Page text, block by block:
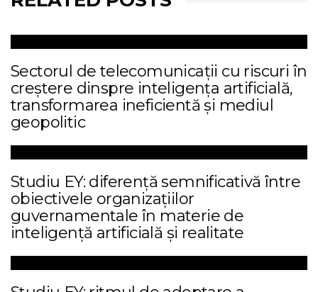
Sectorul de telecomunicații cu riscuri în
creștere dinspre inteligența artificială,
transformarea ineficientă și mediul
geopolitic
Studiu EY: diferență semnificativă între
obiectivele organizațiilor
guvernamentale în materie de
inteligență artificială și realitate